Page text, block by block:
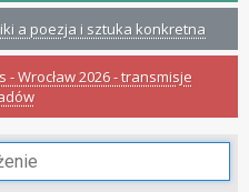
a poezja i sztuka konkretna
Wrocław 2026 - transmisje